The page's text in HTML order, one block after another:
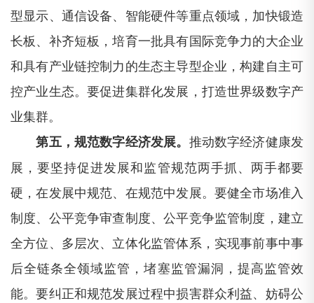
型显示、通信设备、智能硬件等重点领域，加快锻造
长板、补齐短板，培育一批具有国际竞争力的大企业
和具有产业链控制力的生态主导型企业，构建自主可
控产业生态。要促进集群化发展，打造世界级数字产
业集群。
第五，规范数字经济发展。 推动数字经济健康发
展，要坚持促进发展和监管规范两手抓、两手都要
硬，在发展中规范、在规范中发展。要健全市场准入
制度、公平竞争审查制度、公平竞争监管制度，建立
全方位、多层次、立体化监管体系，实现事前事中事
后全链条全领域监管，堵塞监管漏洞，提高监管效
能。要纠正和规范发展过程中损害群众利益、妨碍公